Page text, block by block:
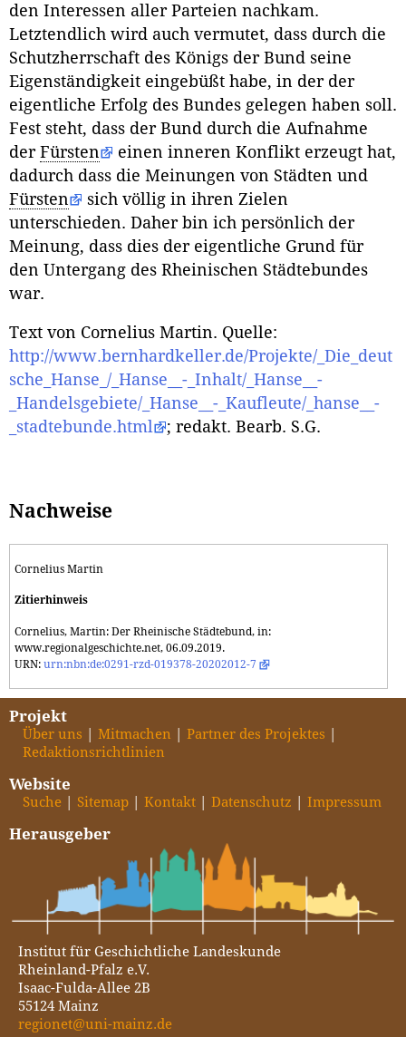
den Interessen aller Parteien nachkam.
Letztendlich wird auch vermutet, dass durch die
Schutzherrschaft des Königs der Bund seine
Eigenständigkeit eingebüßt habe, in der der
eigentliche Erfolg des Bundes gelegen haben soll.
Fest steht, dass der Bund durch die Aufnahme
der Fürsten
einen inneren Konflikt erzeugt hat,
dadurch dass die Meinungen von Städten und
Fürsten
sich völlig in ihren Zielen
unterschieden. Daher bin ich persönlich der
Meinung, dass dies der eigentliche Grund für
den Untergang des Rheinischen Städtebundes
war.
Text von Cornelius Martin. Quelle:
http://www.bernhardkeller.de/Projekte/_Die_deut
sche_Hanse_/_Hanse__-_Inhalt/_Hanse__-
_Handelsgebiete/_Hanse__-_Kaufleute/_hanse__-
_stadtebunde.html
; redakt. Bearb. S.G.
Nachweise
Cornelius Martin
Zitierhinweis
Cornelius, Martin: Der Rheinische Städtebund, in:
www.regionalgeschichte.net, 06.09.2019.
URN: urn:nbn:de:0291-rzd-019378-20202012-7
Projekt
Über uns Mitmachen
Partner des Projektes
Redaktionsrichtlinien
Website
Suche Sitemap Kontakt Datenschutz Impressum
Herausgeber
Institut für Geschichtliche Landeskunde
Rheinland-Pfalz e.V.
Isaac-Fulda-Allee 2B
55124 Mainz
regionet@uni-mainz.de